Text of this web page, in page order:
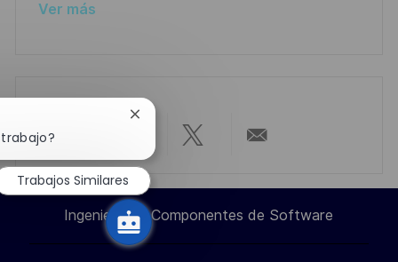
Ver más
Compartir
a
través
Compartir
a
través
Compartir
a
través
por
correo
Ingeniero de Componentes de Software
Cerrar
notificación
de
chatbot
Trabajos Similares